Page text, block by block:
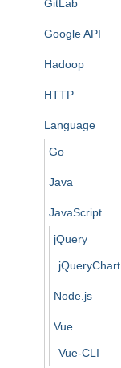
GitLab
Google API
Hadoop
HTTP
Language
Go
Java
JavaScript
jQuery
jQueryChart
Node.js
Vue
Vue-CLI